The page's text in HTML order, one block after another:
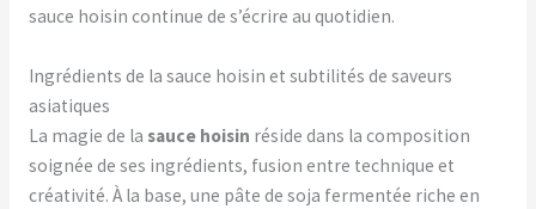
sauce hoisin continue de s’écrire au quotidien.
Ingrédients de la sauce hoisin et subtilités de saveurs
asiatiques
La magie de la sauce hoisin réside dans la composition
soignée de ses ingrédients, fusion entre technique et
créativité. À la base, une pâte de soja fermentée riche en